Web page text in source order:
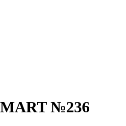
№236